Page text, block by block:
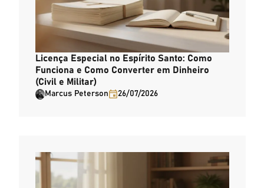
Licença Especial no Espírito Santo: Como
Funciona e Como Converter em Dinheiro
(Civil e Militar)
Marcus Peterson 26/07/2026